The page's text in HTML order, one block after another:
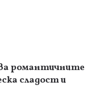
романтичните
сладост и